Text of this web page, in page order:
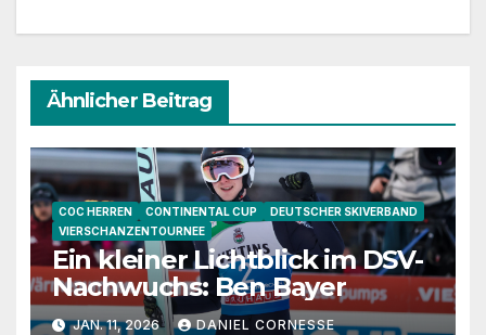
Ähnlicher Beitrag
COC HERREN CONTINENTAL CUP
DEUTSCHER SKIVERBAND
VIERSCHANZENTOURNEE
Ein kleiner Lichtblick im DSV-
Nachwuchs: Ben Bayer
JAN. 11, 2026 DANIEL CORNESSE